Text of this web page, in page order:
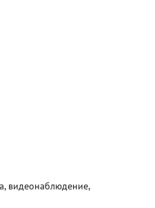
видеонаблюдение,